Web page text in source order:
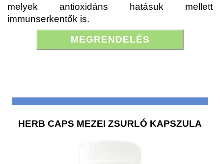
melyek antioxidáns hatásuk mellett
immunserkentők is.
MEGRENDELÉS
HERB CAPS MEZEI ZSURLÓ KAPSZULA